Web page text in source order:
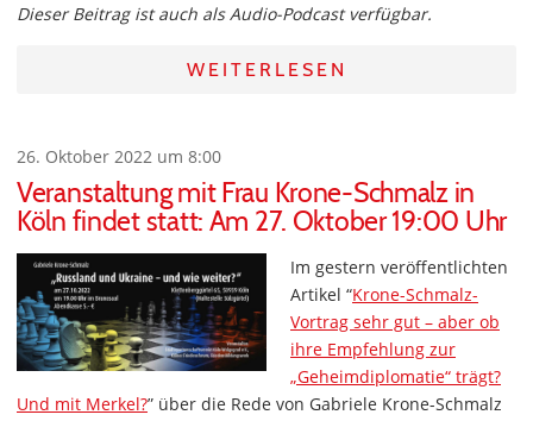
Dieser Beitrag ist auch als Audio-Podcast verfügbar.
WEITERLESEN
26. Oktober 2022 um 8:00
Veranstaltung mit Frau Krone-Schmalz in
Köln findet statt: Am 27. Oktober 19:00 Uhr
Im gestern veröffentlichten
Artikel “Krone-Schmalz-
Vortrag sehr gut – aber ob
ihre Empfehlung zur
„Geheimdiplomatie“ trägt?
Und mit Merkel?” über die Rede von Gabriele Krone-Schmalz